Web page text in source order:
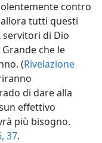
contro
tutti questi
servitori di Dio
che le
(Rivelazione
di dare alla
effettivo
più bisogno.
37.